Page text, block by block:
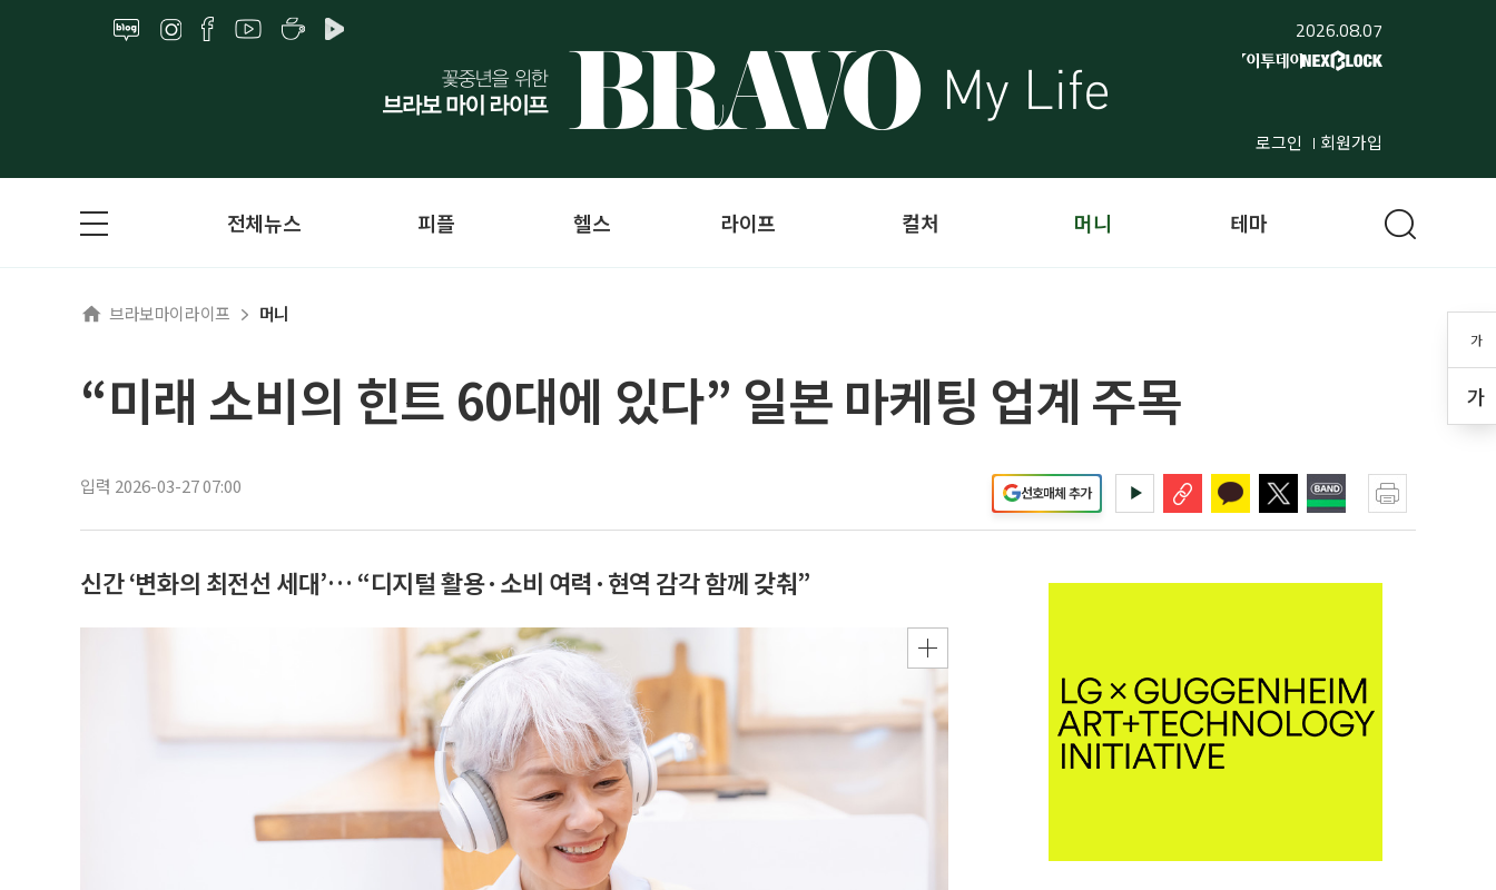
2026.08.07
로그인 회원가입
가
가
전체뉴스 피플 헬스 라이프 컬처 머니 테마
브라보마이라이프 머니
“미래 소비의 힌트 60대에 있다” 일본 마케팅 업계 주목
입력 2026-03-27 07:00 선호매체 추가
신간 ‘변화의 최전선 세대’… “디지털 활용·소비 여력·현역 감각 함께 갖춰”